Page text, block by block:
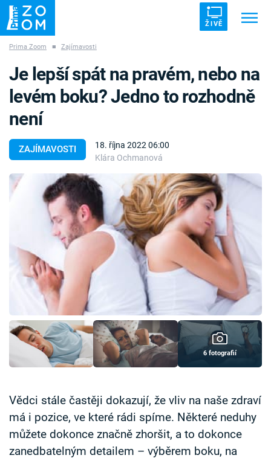
ŽIVĚ
ZÁHADY VETŘELCI DÁVNOVĚKU
Témata
Témata
Pořady
TV Program
Časopis
Sledujte prima+
Přihlášení
Sledujte nás
Prima Zoom ■ Zajímavosti
ZAJÍMAVOSTI
18. října 2022 06:00
Klára Ochmanová
Je lepší spát na pravém, nebo na
levém boku? Jedno to rozhodně
není
6 fotografií
Vědci stále častěji dokazují, že vliv na naše zdraví
má i pozice, ve které rádi spíme. Některé neduhy
můžete dokonce značně zhoršit, a to dokonce
zanedbatelným detailem – výběrem boku, na